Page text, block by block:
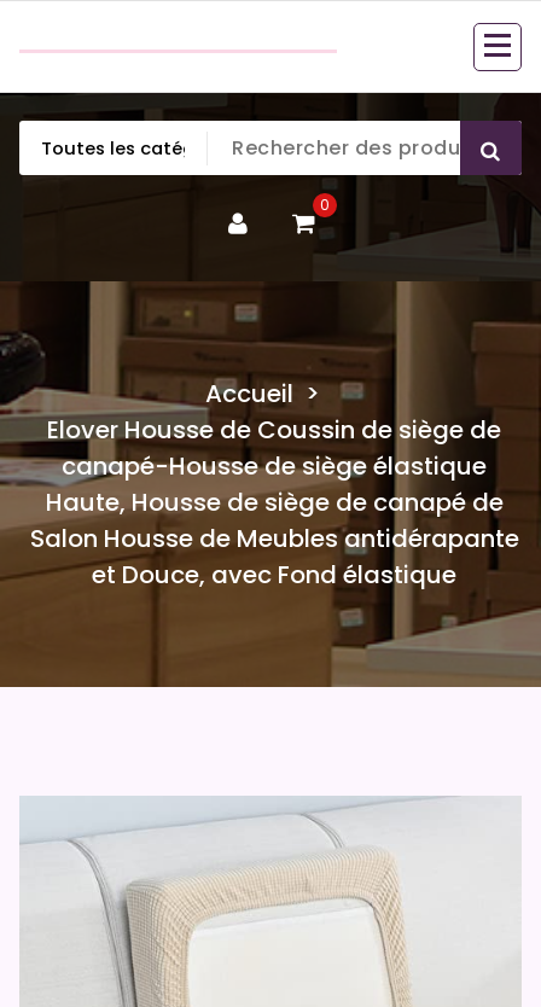
0
Accueil >
Elover Housse de Coussin de siège de
canapé-Housse de siège élastique
Haute, Housse de siège de canapé de
Salon Housse de Meubles antidérapante
et Douce, avec Fond élastique